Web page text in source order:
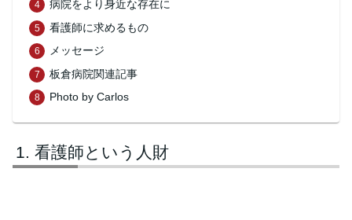
病院をより身近な存在に
看護師に求めるもの
メッセージ
板倉病院関連記事
Photo by Carlos
看護師という人財